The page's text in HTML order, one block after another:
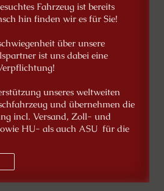
Fahrzeug ist bereits
hin finden wir es für Sie!
über unsere
ist uns dabei eine
unseres weltweiten
und übernehmen die
incl. Versand, Zoll- und
HU- als auch ASU für die